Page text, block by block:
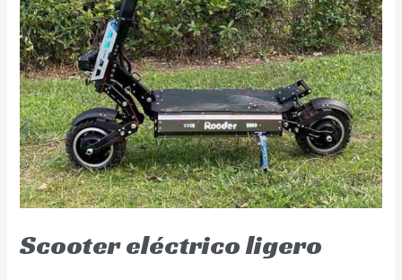
Scooter eléctrico ligero